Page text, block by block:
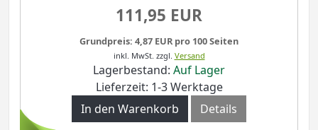
111,95 EUR
Grundpreis: 4,87 EUR pro 100 Seiten
inkl. MwSt. zzgl. Versand
Lagerbestand: Auf Lager
Lieferzeit: 1-3 Werktage
In den Warenkorb
Details